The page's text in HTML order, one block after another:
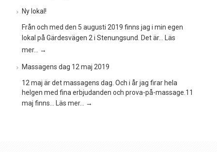
Ny lokal!
Från och med den 5 augusti 2019 finns jag i min egen
lokal på Gärdesvägen 2 i Stenungsund. Det är… Läs
mer… →
Massagens dag 12 maj 2019
12 maj är det massagens dag. Och i år jag firar hela
helgen med fina erbjudanden och prova-på-massage.11
maj finns… Läs mer… →